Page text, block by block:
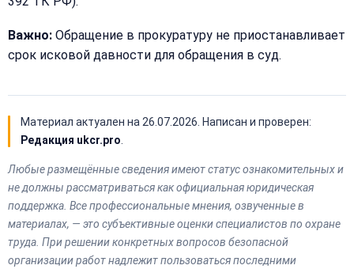
Важно: Обращение в прокуратуру не приостанавливает
срок исковой давности для обращения в суд.
Материал актуален на 26.07.2026 . Написан и проверен:
Редакция ukcr.pro
Любые размещённые сведения имеют статус ознакомительных и
не должны рассматриваться как официальная юридическая
поддержка. Все профессиональные мнения, озвученные в
материалах, — это субъективные оценки специалистов по охране
труда. При решении конкретных вопросов безопасной
организации работ надлежит пользоваться последними